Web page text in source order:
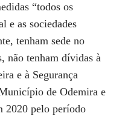
“todos os
e as sociedades
tenham sede no
não tenham dívidas à
e à Segurança
de Odemira e
2020 pelo período